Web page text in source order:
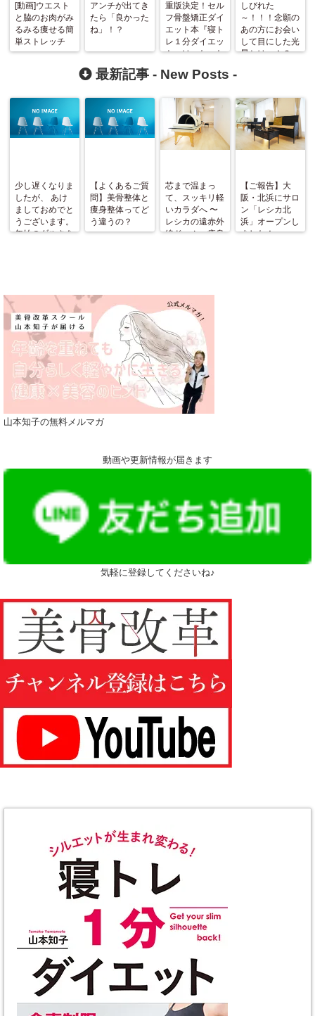
[動画]ウエスト
と脇のお肉がみ
るみる痩せる簡
単ストレッチ
アンチが出てき
たら「良かった
ね」！？
重版決定！セル
フ骨盤矯正ダイ
エット本『寝ト
レ１分ダイエッ
ト』は、たった
変わる！
しびれた
～！！！念願の
あの方にお会い
して目にした光
景とはっ！？
最新記事 - New Posts -
少し遅くなりま
したが、 あけ
ましておめでと
うございます。
年始のダルさを
【よくあるご質
問】美骨整体と
痩身整体ってど
う違うの？
芯まで温まっ
て、スッキリ軽
いカラダへ 〜
レシカの遠赤外
線ドーム＋痩身
【ご報告】大
阪・北浜にサロ
ン「レシカ北
浜」オープンし
ました！
山本知子の無料メルマガ
動画や更新情報が届きます
気軽に登録してくださいね♪